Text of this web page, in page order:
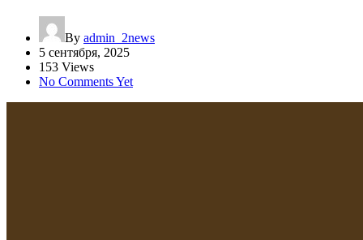
By admin_2news
5 сентября, 2025
153 Views
No Comments Yet